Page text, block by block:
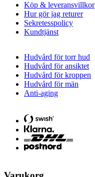
Köp & leveransvillkor
Hur gör jag returer
Sekretesspolicy
Kundtjänst
Hudvård för torr hud
Hudvård för ansiktet
Hudvård för kroppen
Hudvård för män
Anti-aging